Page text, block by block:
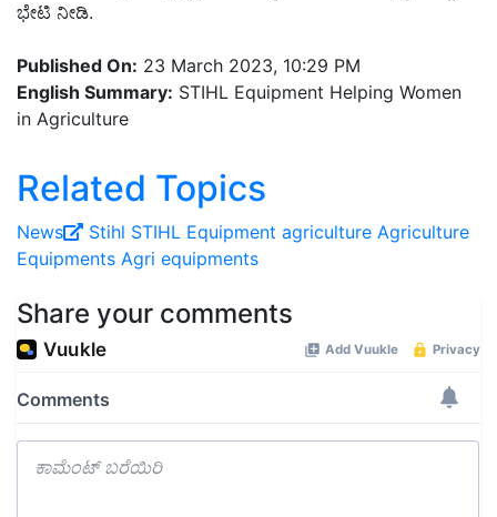
ಭೇಟಿ ನೀಡಿ.
Published On: 23 March 2023, 10:29 PM
English Summary: STIHL Equipment Helping Women
in Agriculture
Related Topics
News Stihl STIHL Equipment agriculture Agriculture
Equipments Agri equipments
Share your comments